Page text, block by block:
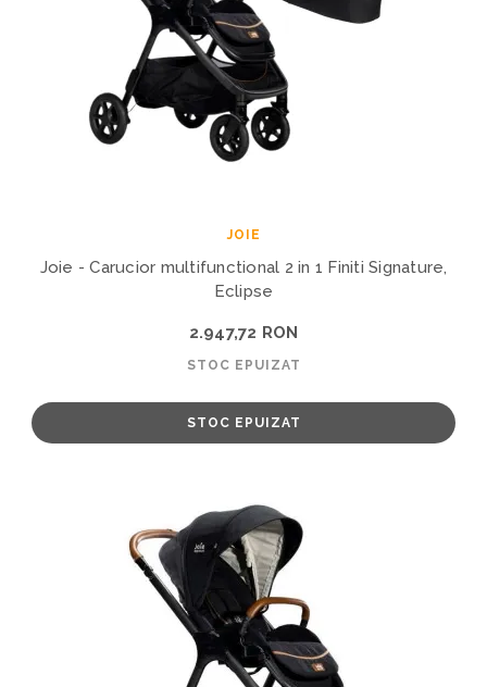
JOIE
Joie - Carucior multifunctional 2 in 1 Finiti Signature,
Eclipse
2.947,72 RON
STOC EPUIZAT
STOC EPUIZAT